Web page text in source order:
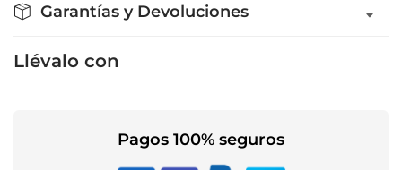
Garantías y Devoluciones
Llévalo con
Pagos 100% seguros